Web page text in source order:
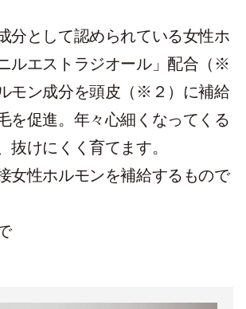
分として認められている女性ホ
ルエストラジオール」配合（※
モン成分を頭皮（※２）に補給
を促進。年々心細くなってくる
抜けにくく育てます。
女性ホルモンを補給するもので